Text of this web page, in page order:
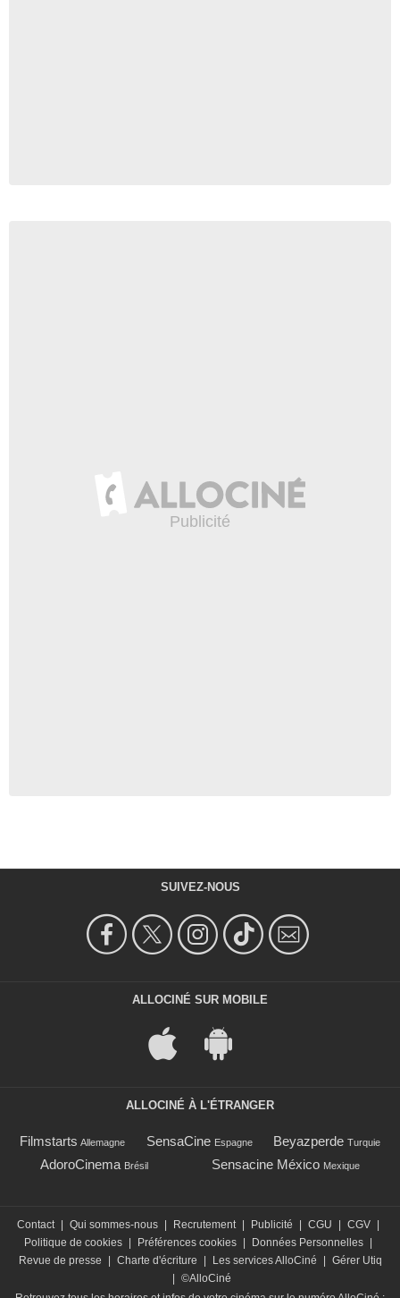
SUIVEZ-NOUS
ALLOCINÉ SUR MOBILE
ALLOCINÉ À L'ÉTRANGER
Filmstarts Allemagne SensaCine Espagne Beyazperde Turquie
AdoroCinema Brésil Sensacine México Mexique
Contact Qui sommes-nous Recrutement Publicité CGU CGV
Politique de cookies
Préférences cookies Données Personnelles
Revue de presse
Charte d'écriture Les services AlloCiné
Gérer Utiq
©AlloCiné